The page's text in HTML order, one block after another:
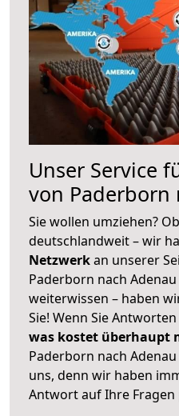
Unser Service
von Paderborn
Sie wollen umziehen?
deutschlandweit – wir
Netzwerkan unserer
Paderborn nach
weiterwissen – haben
Sie! Wenn Sie
was kostet überhaupt
Paderborn nach
uns, denn wir haben
Antwort auf Ihre Fragen